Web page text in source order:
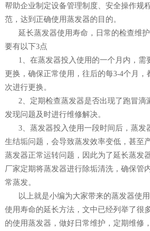
帮助企业制定设备管理制度、安全操作规
范，达到正确使用蒸发器的目的。
延长蒸发器使用寿命，日常的检查维
要有以下3点
1、在蒸发器投入使用的一个月内，需
更换，确保正常使用，往后的每3-4个月，
次进行更换。
2、定期检查蒸发器是否出现了跑冒滴
发现问题及时进行维修解决。
3、蒸发器投入使用一段时间后，蒸发
生结垢问题，会导致蒸发效率变低，甚至
蒸发器正常运转问题，因此为了延长蒸发
厂家定期将蒸发器进行除垢清洗，确保管
常蒸发。
以上就是小编为大家带来的蒸发器使
使用寿命的延长方法，文中已经列举了很
的使用蒸发器，做好日常维护，定期维修